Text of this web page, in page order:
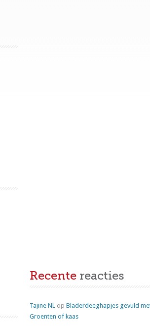
Recente reacties
Tajine NL op Bladerdeeghapjes gevuld
Groenten of kaas